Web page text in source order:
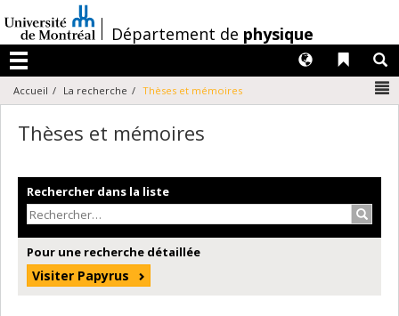
au
contenu
/Département de physique
Menu
Liens
Langues
Accueil La recherche Thèses et mémoires
Thèses et mémoires
Rechercher dans la liste
Pour une recherche détaillée
Visiter Papyrus